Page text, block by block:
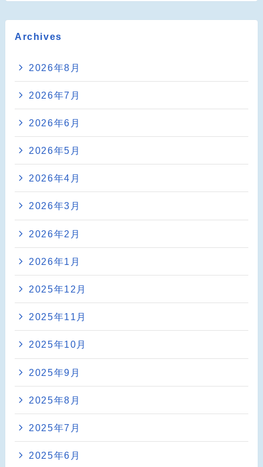
Archives
2026年8月
2026年7月
2026年6月
2026年5月
2026年4月
2026年3月
2026年2月
2026年1月
2025年12月
2025年11月
2025年10月
2025年9月
2025年8月
2025年7月
2025年6月